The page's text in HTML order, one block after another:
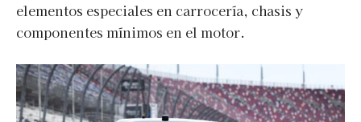
elementos especiales en carrocería, chasis y
componentes mínimos en el motor.